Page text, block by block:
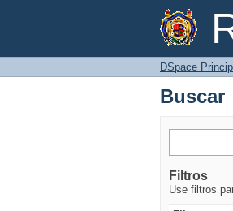
Buscar
DSpace
Buscar
Filtros
Use filtros